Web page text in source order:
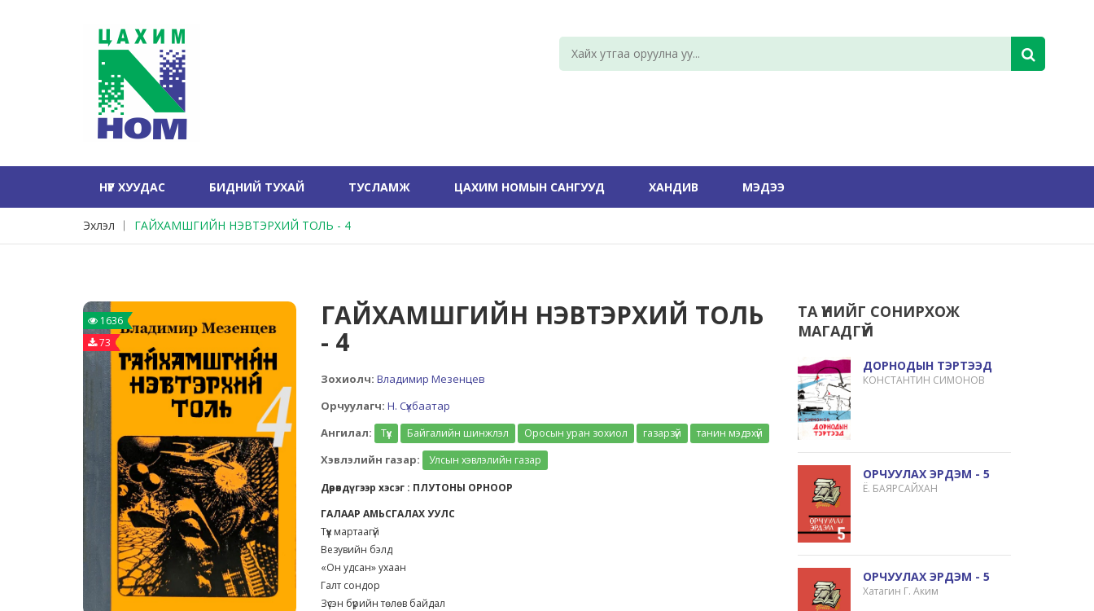
НҮҮР ХУУДАС БИДНИЙ ТУХАЙ ТУСЛАМЖ ЦАХИМ НОМЫН САНГУУД ХАНДИВ МЭДЭЭ
Эхлэл ГАЙХАМШГИЙН НЭВТЭРХИЙ ТОЛЬ - 4
1636
73
ГАЙХАМШГИЙН НЭВТЭРХИЙ ТОЛЬ
- 4
Зохиолч: Владимир Мезенцев
Орчуулагч: Н. Сүхбаатар
Ангилал:
Түүх Байгалийн шинжлэл Оросын уран зохиол газарзүй танин мэдэхүй
Хэвлэлийн газар:
Улсын хэвлэлийн газар
Дөрөвдүгээр хэсэг : ПЛУТОНЫ ОРНООР
ГАЛААР АМЬСГАЛАХ УУЛС
Түүх мартаагүй
Везувийн бэлд
«Он удсан» ухаан
Галт сондор
Зүсэн бүрийн төлөв байдал
ТА ҮҮНИЙГ СОНИРХОЖ
МАГАДГҮЙ
ДОРНОДЫН ТЭРТЭЭД
КОНСТАНТИН СИМОНОВ
ОРЧУУЛАХ ЭРДЭМ - 5
Ё. БАЯРСАЙХАН
ОРЧУУЛАХ ЭРДЭМ - 5
Хатагин Г. Аким